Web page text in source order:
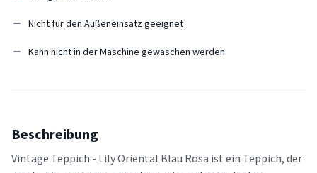
Nicht für den Außeneinsatz geeignet
Kann nicht in der Maschine gewaschen werden
Beschreibung
Vintage Teppich - Lily Oriental Blau Rosa ist ein Teppich, der